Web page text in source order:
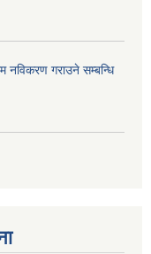
नविकरण गराउने सम्बन्धि